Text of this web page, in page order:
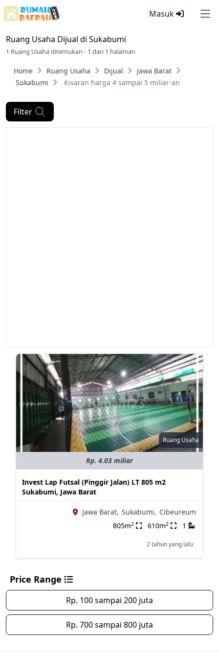
Masuk
Ruang Usaha Dijual di Sukabumi
1 Ruang Usaha ditemukan - 1 dari 1 halaman
Home Ruang Usaha Dijual
Jawa Barat
Sukabumi
Kisaran harga 4 sampai 5 miliar-an
Filter
Ruang Usaha
Rp. 4.03 miliar
Invest Lap Futsal (Pinggir Jalan) LT 805 m2
Sukabumi, Jawa Barat
Jawa Barat, Sukabumi, Cibeureum
805m2 610m2 1
2 tahun yang lalu
Price Range
Rp. 100 sampai 200 juta
Rp. 700 sampai 800 juta